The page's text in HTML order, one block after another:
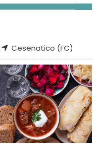
Cesenatico (FC)